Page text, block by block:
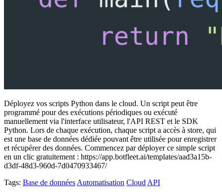
Déployez vos scripts Python dans le cloud. Un script peut être
programmé pour des exécutions périodiques ou exécuté
manuellement via l'interface utilisateur, l'API REST et le SDK
Python. Lors de chaque exécution, chaque script a accès à store, qui
est une base de données dédiée pouvant être utilisée pour enregistrer
et récupérer des données. Commencez par déployer ce simple script
en un clic gratuitement : https://app.botfleet.ai/templates/aad3a15b-
d3df-48d3-960d-7d0470933467/
Tags: Base de données Automatisation Cloud API